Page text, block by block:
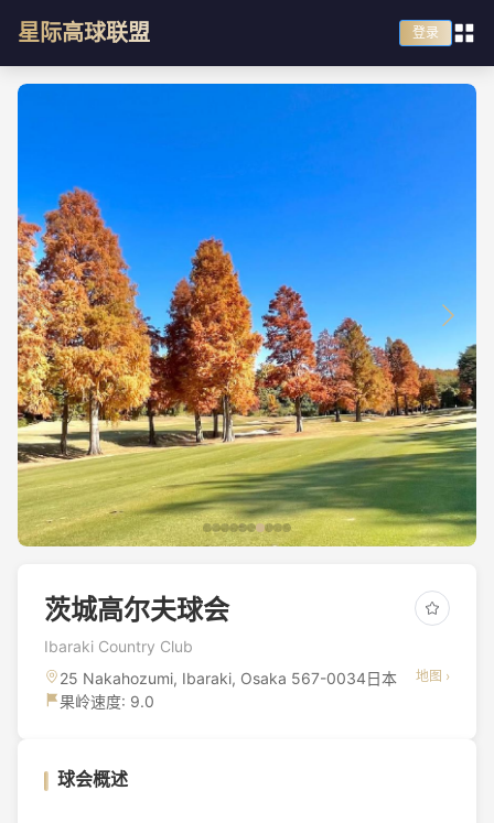
星际高球联盟 登录
茨城高尔夫球会
Ibaraki Country Club
25 Nakahozumi, Ibaraki, Osaka 567-0034日本
地图 ›
果岭速度: 9.0
球会概述